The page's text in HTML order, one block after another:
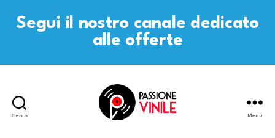
Segui il nostro canale dedicato
alle offerte
Cerca Menu